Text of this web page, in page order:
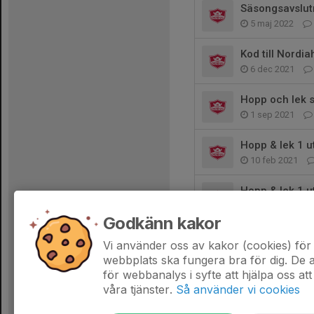
5 maj 2022
Kod till
6 dec 2021
Hopp och lek
1 sep 2021
Hopp & lek 1
10 feb 2021
Hopp & lek 1
16 nov 2020
Godkänn kakor
Vi använder oss av kakor (cookies)
webbplats ska fungera bra för dig. De
för webbanalys i syfte att hjälpa oss
våra tjänster. Så använder vi cookies